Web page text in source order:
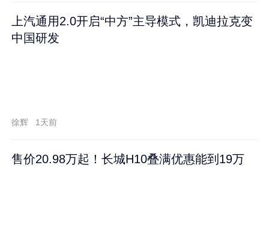
上汽通用2.0开启“中方”主导模式，凯迪拉克变
中国研发
徐辉 1天前
售价20.98万起！长城H10叠满优惠能到19万